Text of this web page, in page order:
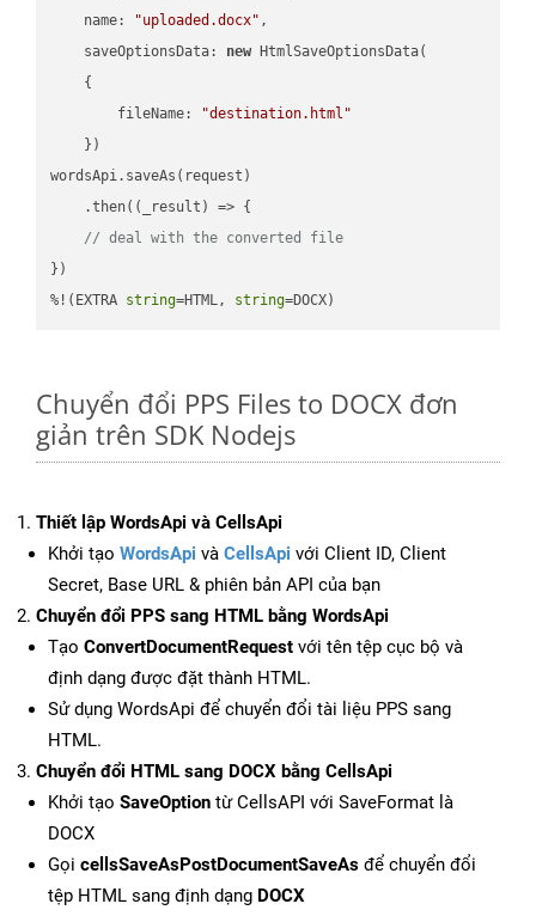
name: "uploaded.docx" ,
saveOptionsData: new HtmlSaveOptionsData(
    {
fileName:
"destination.html"
    })
wordsApi.saveAs(request)
    .then(
( _result ) => {
// deal with the converted file
})
%!(EXTRA string=HTML, string=DOCX)
Chuyển đổi PPS Files to DOCX đơn
giản trên SDK Nodejs
Thiết lập WordsApi và CellsApi
Khởi tạo WordsApi và CellsApi với Client ID, Client
Secret, Base URL & phiên bản API của bạn
Chuyển đổi PPS sang HTML bằng WordsApi
Tạo ConvertDocumentRequest với tên tệp cục bộ và
định dạng được đặt thành HTML.
Sử dụng WordsApi để chuyển đổi tài liệu PPS sang
HTML.
Chuyển đổi HTML sang DOCX bằng CellsApi
Khởi tạo SaveOption từ CellsAPI với SaveFormat là
DOCX
Gọi cellsSaveAsPostDocumentSaveAs để chuyển đổi
tệp HTML sang định dạng DOCX